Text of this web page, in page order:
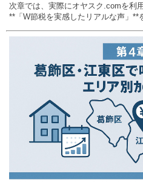
次章では、実際にオヤスク.comを利
**「W節税を実感したリアルな声」**